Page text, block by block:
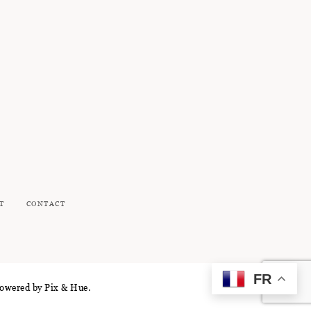
CONTACT
byPix & Hue.
FR